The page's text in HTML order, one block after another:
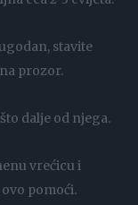
stavite
prozor.
dalje od njega.
vrećicu i
pomoći.